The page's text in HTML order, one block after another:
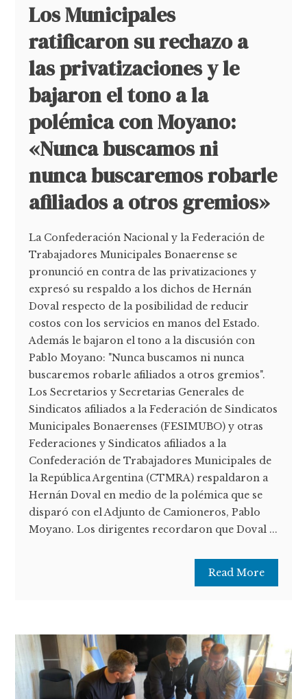
Los Municipales
ratificaron su rechazo a
las privatizaciones y le
bajaron el tono a la
polémica con Moyano:
«Nunca buscamos ni
nunca buscaremos robarle
afiliados a otros gremios»
La Confederación Nacional y la Federación de
Trabajadores Municipales Bonaerense se
pronunció en contra de las privatizaciones y
expresó su respaldo a los dichos de Hernán
Doval respecto de la posibilidad de reducir
costos con los servicios en manos del Estado.
Además le bajaron el tono a la discusión con
Pablo Moyano: "Nunca buscamos ni nunca
buscaremos robarle afiliados a otros gremios".
Los Secretarios y Secretarias Generales de
Sindicatos afiliados a la Federación de Sindicatos
Municipales Bonaerenses (FESIMUBO) y otras
Federaciones y Sindicatos afiliados a la
Confederación de Trabajadores Municipales de
la República Argentina (CTMRA) respaldaron a
Hernán Doval en medio de la polémica que se
disparó con el Adjunto de Camioneros, Pablo
Moyano. Los dirigentes recordaron que Doval ...
Read More